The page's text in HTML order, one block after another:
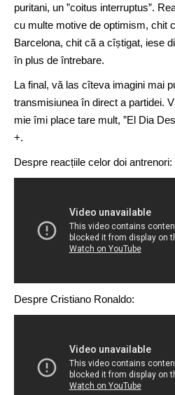
puritani, un ”coitus interruptus”.
cu multe motive de optimism, chit
Barcelona, chit că a cîștigat, iese
în plus de întrebare.
La final, vă las cîteva imagini mai
transmisiunea în direct a partidei.
mie îmi place tare mult, ”El Dia
+.
Despre reacțiile celor doi antrenori:
Despre Cristiano Ronaldo: